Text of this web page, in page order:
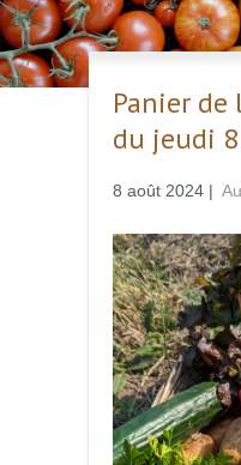
Panier de
du jeudi
8 août 2024 |